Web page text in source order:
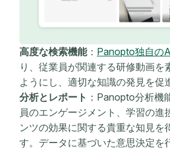
高度な検索機能： Panopto独自の
り、従業員が関連する研修動画を
ようにし、適切な知識の発見を促
分析とレポート ：Panopto分析機
員のエンゲージメント、学習の進
ンツの効果に関する貴重な知見を
す。データに基づいた意思決定を